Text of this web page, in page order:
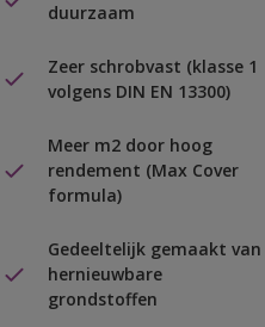
duurzaam
Zeer schrobvast (klasse 1
volgens DIN EN 13300)
Meer m2 door hoog
rendement (Max Cover
formula)
Gedeeltelijk gemaakt van
hernieuwbare
grondstoffen